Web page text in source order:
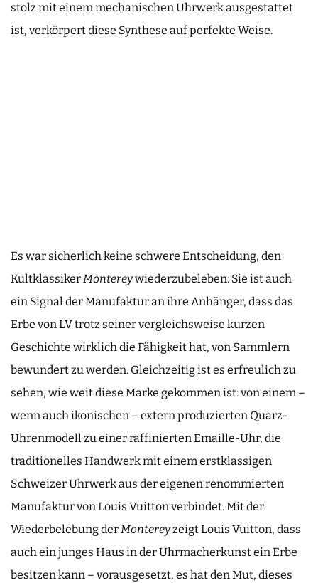
stolz mit einem mechanischen Uhrwerk ausgestattet
ist, verkörpert diese Synthese auf perfekte Weise.
Es war sicherlich keine schwere Entscheidung, den
KultklassikerMontereywiederzubeleben: Sie ist auch
ein Signal der Manufaktur an ihre Anhänger, dass das
Erbe von LV trotz seiner vergleichsweise kurzen
Geschichte wirklich die Fähigkeit hat, von Sammlern
bewundert zu werden. Gleichzeitig ist es erfreulich zu
sehen, wie weit diese Marke gekommen ist: von einem –
wenn auch ikonischen – extern produzierten Quarz-
Uhrenmodell zu einer raffinierten Emaille-Uhr, die
traditionelles Handwerk mit einem erstklassigen
Schweizer Uhrwerk aus der eigenen renommierten
Manufaktur von Louis Vuitton verbindet. Mit der
Wiederbelebung derMontereyzeigt Louis Vuitton, dass
auch ein junges Haus in der Uhrmacherkunst ein Erbe
besitzen kann – vorausgesetzt, es hat den Mut, dieses